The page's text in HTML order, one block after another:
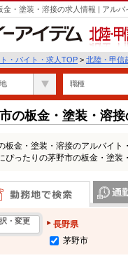
金・塗装・溶接の求人情報 | アル
北陸・甲
・バイト・求人TOP > 北陸・甲信
職種
の板金・塗装・溶
板金・塗装・溶接のアルバイト
ぴったりの茅野市の板金・塗装
検索
・変更
長野県
茅野市